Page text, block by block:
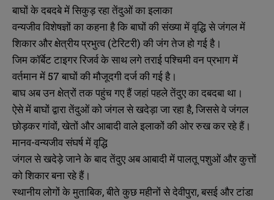
बाघों के दबदबे में सिकुड़ रहा तेंदुओं का इलाका
वन्यजीव विशेषज्ञों का कहना है कि बाघों की संख्या में वृद्धि से जंगल में
शिकार और क्षेत्रीय प्रभुत्व (टेरिटरी) की जंग तेज हो गई है।
जिम कॉर्बेट टाइगर रिजर्व के साथ लगे तराई पश्चिमी वन प्रभाग में
वर्तमान में 57 बाघों की मौजूदगी दर्ज की गई है।
बाघ अब उन क्षेत्रों तक पहुंच गए हैं जहां पहले तेंदुए का दबदबा था।
ऐसे में बाघों द्वारा तेंदुओं को जंगल से खदेड़ा जा रहा है, जिससे वे जंगल
छोड़कर गांवों, खेतों और आबादी वाले इलाकों की ओर रुख कर रहे हैं।
मानव-वन्यजीव संघर्ष में वृद्धि
जंगल से खदेड़े जाने के बाद तेंदुए अब आबादी में पालतू पशुओं और कुत्तों
को शिकार बना रहे हैं।
स्थानीय लोगों के मुताबिक, बीते कुछ महीनों से देवीपुरा, बसई और टांडा